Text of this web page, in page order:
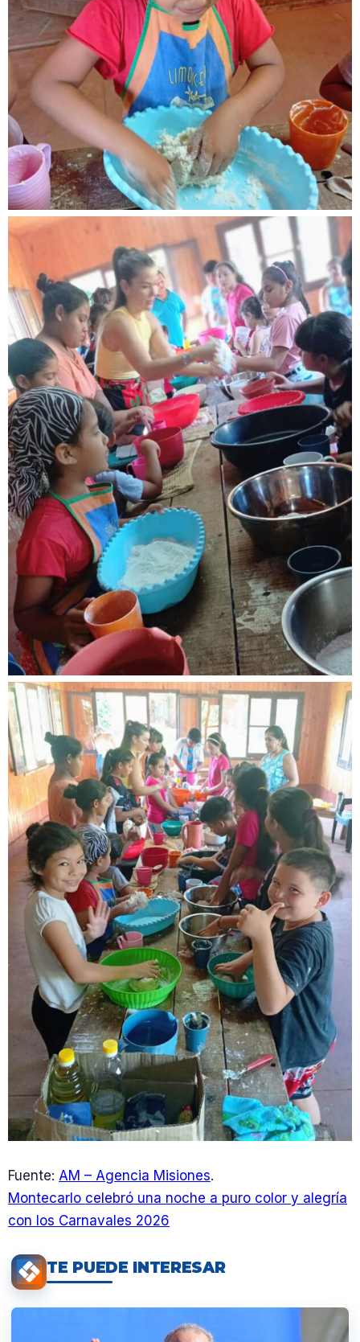
Fuente: AM – Agencia Misiones.
Montecarlo celebró una noche a puro color y alegría
con los Carnavales 2026
TE PUEDE INTERESAR